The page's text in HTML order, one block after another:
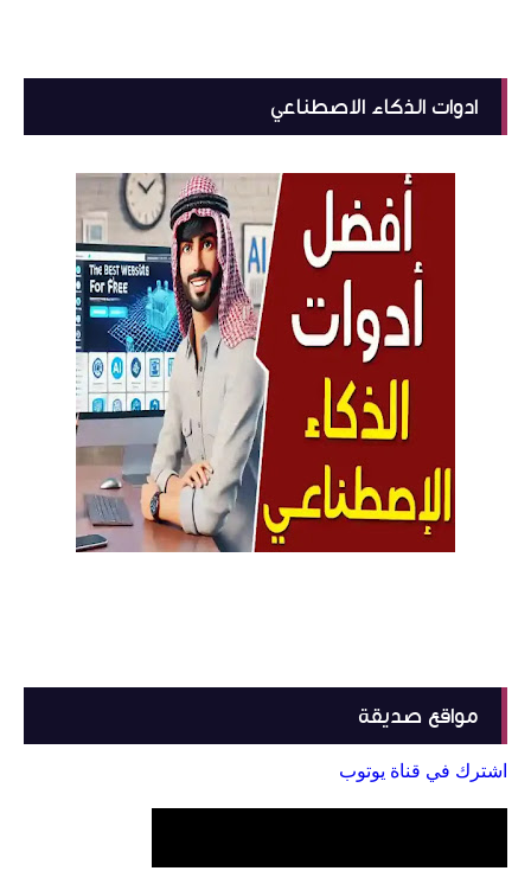
ادوات الذكاء الاصطناعي
مواقع صديقة
اشترك في قناة يوتوب